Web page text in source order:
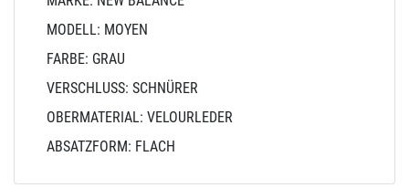
MODELL: MOYEN
FARBE: GRAU
VERSCHLUSS: SCHNÜRER
OBERMATERIAL: VELOURLEDER
ABSATZFORM: FLACH